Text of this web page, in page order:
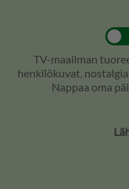
TV-maailman
henkilökuvat,
Nappaa oma